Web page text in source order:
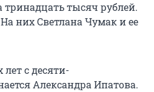
тысяч рублей.
них Светлана Чумак и ее
с десяти-
Александра Ипатова.